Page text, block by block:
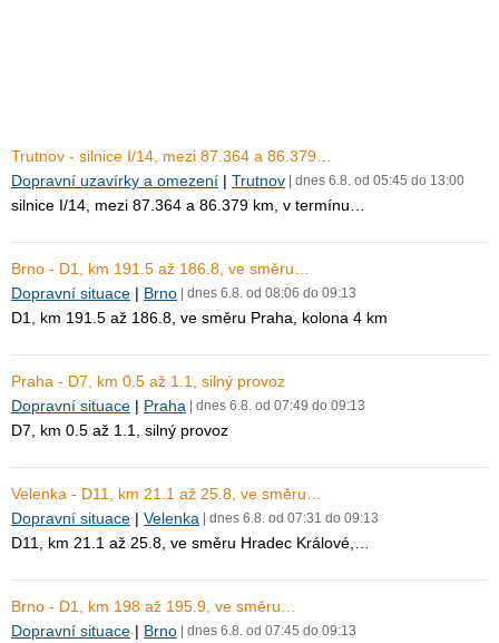
Trutnov - silnice I/14, mezi 87.364 a 86.379…
Dopravní uzavírky a omezení | Trutnov | dnes 6.8. od 05:45 do 13:00
silnice I/14, mezi 87.364 a 86.379 km, v termínu…
Brno - D1, km 191.5 až 186.8, ve směru…
Dopravní situace | Brno | dnes 6.8. od 08:06 do 09:13
D1, km 191.5 až 186.8, ve směru Praha, kolona 4 km
Praha - D7, km 0.5 až 1.1, silný provoz
Dopravní situace | Praha | dnes 6.8. od 07:49 do 09:13
D7, km 0.5 až 1.1, silný provoz
Velenka - D11, km 21.1 až 25.8, ve směru…
Dopravní situace | Velenka | dnes 6.8. od 07:31 do 09:13
D11, km 21.1 až 25.8, ve směru Hradec Králové,…
Brno - D1, km 198 až 195.9, ve směru…
Dopravní situace | Brno | dnes 6.8. od 07:45 do 09:13